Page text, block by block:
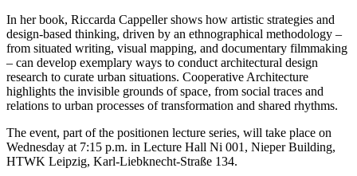
In her book, Riccarda Cappeller shows how artistic strategies and
design-based thinking, driven by an ethnographical methodology –
from situated writing, visual mapping, and documentary filmmaking
– can develop exemplary ways to conduct architectural design
research to curate urban situations. Cooperative Architecture
highlights the invisible grounds of space, from social traces and
relations to urban processes of transformation and shared rhythms.
The event, part of the positionen lecture series, will take place on
Wednesday at 7:15 p.m. in Lecture Hall Ni 001, Nieper Building,
HTWK Leipzig, Karl-Liebknecht-Straße 134.